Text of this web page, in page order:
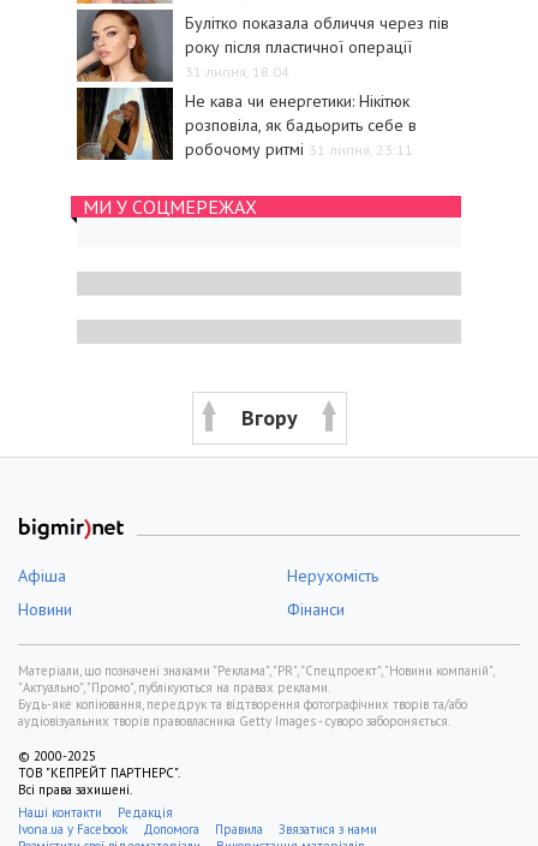
Булітко показала обличчя через пів
року після пластичної операції
31 липня, 18:04
Не кава чи енергетики: Нікітюк
розповіла, як бадьорить себе в
робочому ритмі 31 липня, 23:11
МИ У СОЦМЕРЕЖАХ
Вгору
Афіша
Нерухомість
Новини
Фінанси
Матеріали, що позначені знаками "Реклама", "PR", "Спецпроект", "Новини компаній",
"Актуально", "Промо", публікуються на правах реклами.
Будь-яке копіювання, передрук та відтворення фотографічних творів та/або
аудіовізуальних творів правовласника Getty Images - суворо забороняється.
© 2000-2025
ТОВ "КЕПРЕЙТ ПАРТНЕРС".
Всі права захищені.
Наші контакти
Редакція
Ivona.ua у Facebook
Допомога Правила
Звязатися з нами